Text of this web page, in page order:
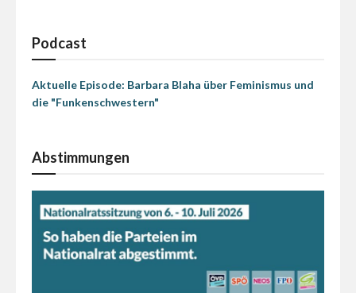
Podcast
Aktuelle Episode: Barbara Blaha über Feminismus und
die "Funkenschwestern"
Abstimmungen